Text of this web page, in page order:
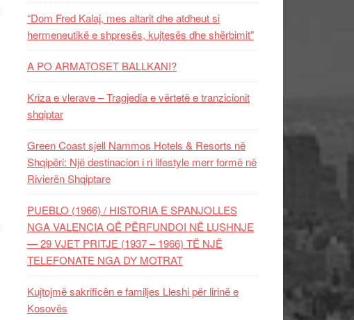
“Dom Fred Kalaj, mes altarit dhe atdheut si
hermeneutikë e shpresës, kujtesës dhe shërbimit”
A PO ARMATOSET BALLKANI?
Kriza e vlerave – Tragjedia e vërtetë e tranzicionit
shqiptar
Green Coast sjell Nammos Hotels & Resorts në
Shqipëri: Një destinacion i ri lifestyle merr formë në
Rivierën Shqiptare
PUEBLO (1966) / HISTORIA E SPANJOLLES
NGA VALENCIA QË PËRFUNDOI NË LUSHNJE
— 29 VJET PRITJE (1937 – 1966) TË NJË
TELEFONATE NGA DY MOTRAT
Kujtojmë sakrificën e familjes Lleshi për lirinë e
Kosovës